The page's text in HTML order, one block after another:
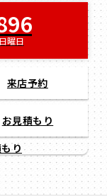
曜日
来店予約
お見積もり